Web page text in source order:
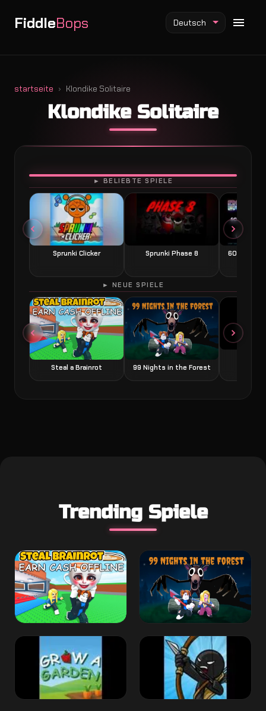
FiddleBops
Fiddlebops Mod
Incredibox Mod
Sprunki Mod
Deutsch
startseite Klondike Solitaire
Klondike Solitaire
► BELIEBTE SPIELE
Sprunki Clicker Sprunki Phase 8 60
SPIELEN
► NEUE SPIELE
Steal a Brainrot 99 Nights in the Forest
Trending Spiele